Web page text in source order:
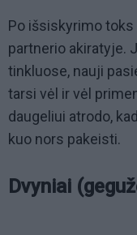
Po išsiskyrimo
partnerio akiratyje.
tinkluose, nauji
tarsi vėl ir vėl
daugeliui atrodo,
kuo nors pakeisti.
Dvyniai